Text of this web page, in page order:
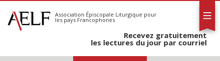
S'abonner
Calendrier
Association Épiscopale Liturgique pour
les pays Francophones
Recevez gratuitement
les lectures du jour par courriel